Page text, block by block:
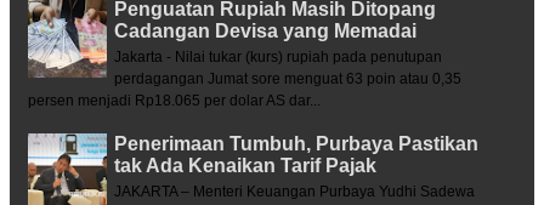
Penguatan Rupiah Masih Ditopang
Cadangan Devisa yang Memadai
Jakarta - Nilai tukar (kurs) rupiah pada penutupan
perdagangan Jumat sore menguat 63 poin atau 0,35
persen menjadi Rp18.065 per dolar AS dar...
Penerimaan Tumbuh, Purbaya Pastikan
tak Ada Kenaikan Tarif Pajak
JAKARTA – Menteri Keuangan Purbaya Yudhi Sadewa